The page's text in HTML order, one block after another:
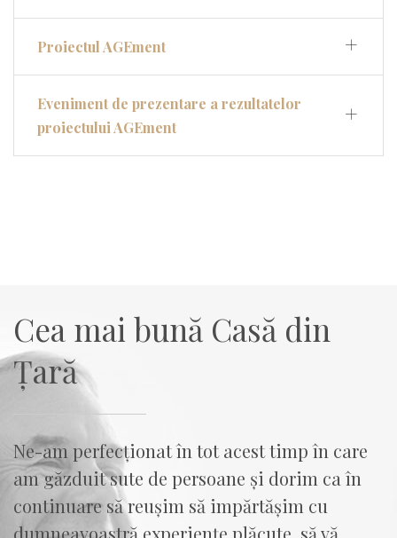
Proiectul AGEment
Eveniment de prezentare a rezultatelor
proiectului AGEment
Cea mai bună Casă din
Țară
Ne-am perfecționat în tot acest timp în care
am găzduit sute de persoane și dorim ca în
continuare să reușim să impărtășim cu
dumneavoastră experiențe plăcute, să vă